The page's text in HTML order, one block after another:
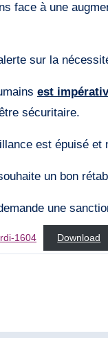
face à une
sur la
est
sécuritaire.
est épuisé
un bon
une
1604 Download